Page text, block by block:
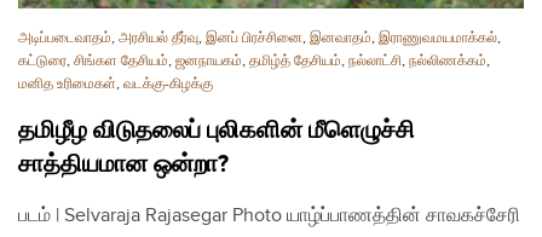
அடிப்படைவாதம், அரசியல் தீர்வு, இனப் பிரச்சினை, இனவாதம், இராணுவமயமாக்கல்,
கட்டுரை, சிங்கள தேசியம், ஜனநாயகம், தமிழ்த் தேசியம், நல்லாட்சி, நல்லிணக்கம்,
மனித உரிமைகள், வடக்கு-கிழக்கு
தமிழீழ விடுதலைப் புலிகளின் மீளெழுச்சி
சாத்தியமான ஒன்றா?
படம் | Selvaraja Rajasegar Photo யாழ்ப்பாணத்தின் சாவகச்சேரி